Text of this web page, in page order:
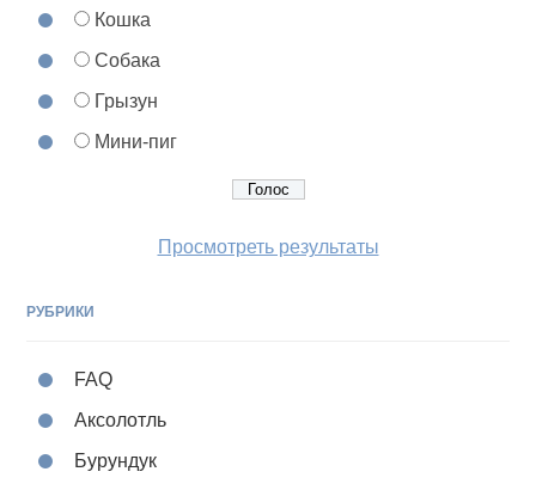
Кошка
Собака
Грызун
Мини-пиг
Просмотреть результаты
РУБРИКИ
FAQ
Аксолотль
Бурундук